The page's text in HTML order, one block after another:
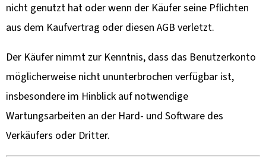
nicht genutzt hat oder wenn der Käufer seine Pflichten
aus dem Kaufvertrag oder diesen AGB verletzt.
Der Käufer nimmt zur Kenntnis, dass das Benutzerkonto
möglicherweise nicht ununterbrochen verfügbar ist,
insbesondere im Hinblick auf notwendige
Wartungsarbeiten an der Hard- und Software des
Verkäufers oder Dritter.